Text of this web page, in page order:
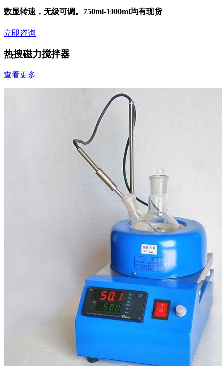
数显转速，无级可调。750ml-1000ml均有现货
立即咨询
热搜磁力搅拌器
查看更多